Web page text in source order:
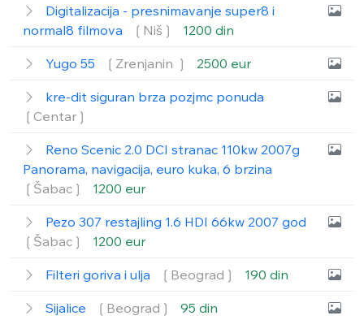
Digitalizacija - presnimavanje super8 i
normal8 filmova
❲Niš❳ 1200 din
Yugo 55 ❲Zrenjanin ❳ 2500 eur
kre-dit siguran brza pozjmc ponuda
❲Centar❳
Reno Scenic 2.0 DCI stranac 110kw 2007g
Panorama, navigacija, euro kuka, 6 brzina
❲Šabac❳
1200 eur
Pezo 307 restajling 1.6 HDI 66kw 2007 god
❲Šabac❳
1200 eur
Filteri goriva i ulja ❲Beograd❳ 190 din
Sijalice ❲Beograd❳ 95 din